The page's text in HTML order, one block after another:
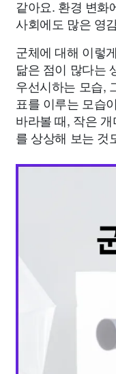
같아요. 환경 변화
사회에도 많은 영
군체에 대해 이렇
닮은 점이 많다는
우선시하는 모습,
표를 이루는 모습
바라볼 때, 작은
를 상상해 보는 것